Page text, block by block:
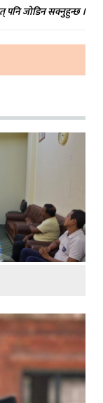
पनि जोडिन सक्नुहुन्छ ।